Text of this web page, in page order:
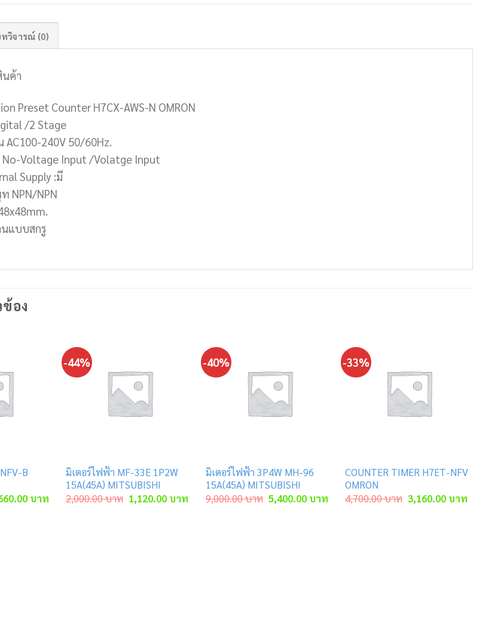
วิจารณ์ (0)
นค้า
Preset Counter H7CX-AWS-N OMRON
/2 Stage
240V 50/60Hz.
Voltage Input /Volatge Input
Supply :มี
NPN/NPN
นแบบสกรู
อง
B
บาทCurrent
price
-44%
มิเตอร์ไฟฟ้า MF-33E 1P2W
15A(45A) MITSUBISHI
2,000.00บาท Original
price
1,120.00 บาท Current
price
-40%
มิเตอร์ไฟฟ้า 3P4W MH-96
15A(45A) MITSUBISHI
9,000.00บาท Original
price
5,400.00บาทCurrent
price
-33%
COUNTER TIMER H7ET-NFV
OMRON
4,700.00บาท Original
price
3,160.00 บาท